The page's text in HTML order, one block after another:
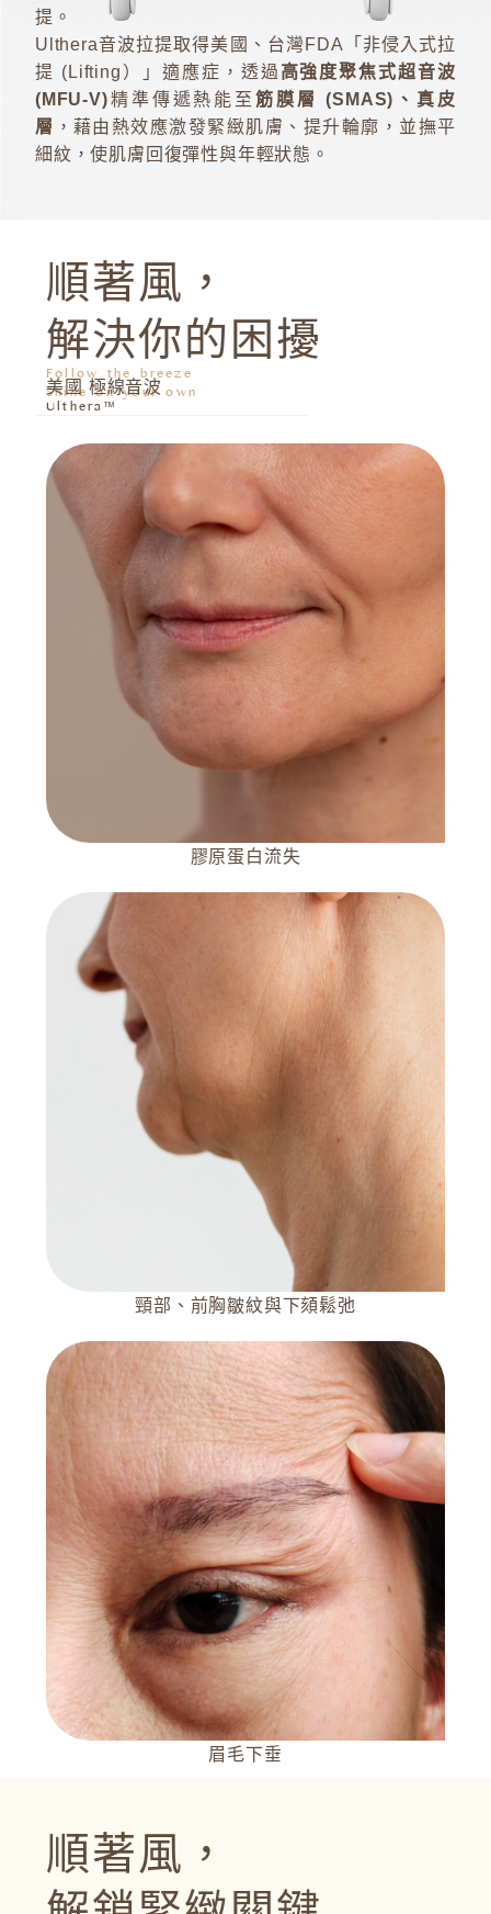
提。
Ulthera音波拉提取得美國、台灣FDA「非侵入式拉
提 (Lifting）」適應症，透過 高強度聚焦式超音波
(MFU-V)精準傳遞熱能至筋膜層 (SMAS)、真皮
層 ，藉由熱效應激發緊緻肌膚、提升輪廓，並撫平
細紋，使肌膚回復彈性與年輕狀態。
順著風，
解決你的困擾
Follow the breeze
Shine on your own
美國 極線音波
Ulthera™
膠原蛋白流失
頸部、前胸皺紋與下頦鬆弛
眉毛下垂
順著風，